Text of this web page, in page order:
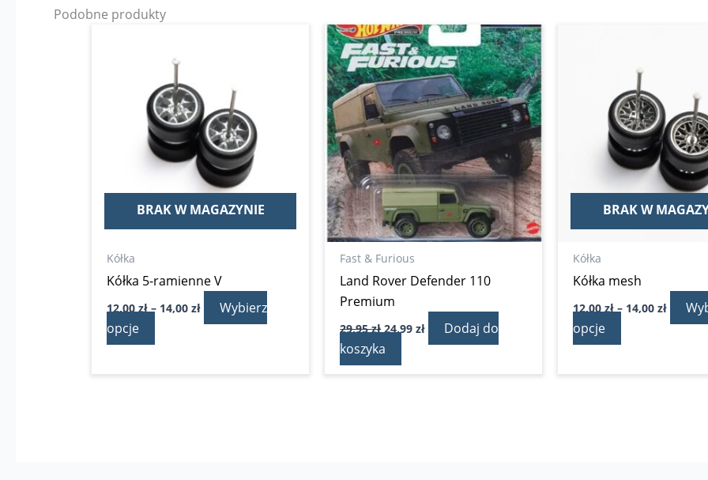
Podobne produkty
BRAK W MAGAZYNIE
Kółka
Kółka 5-ramienne V
12,00zł – 14,00zł
14,00 zł
Wybierz
opcje
produkt
wiele
wariantów.
Opcje
można
wybrać
na
stronie
Fast & Furious
Land Rover Defender 110
Premium
29,95zł
Pierwotna
cena
wynosiła:
29,95 zł.
24,99zł
Aktualna
cena
wynosi:
24,99 zł.
Dodaj do
koszyka
BRAK W
Kółka
Kółka mesh
12,00zł – 14,00zł
14,00 zł
opcje
ma
wiele
wariantów.
Opcje
można
wybrać
na
stronie